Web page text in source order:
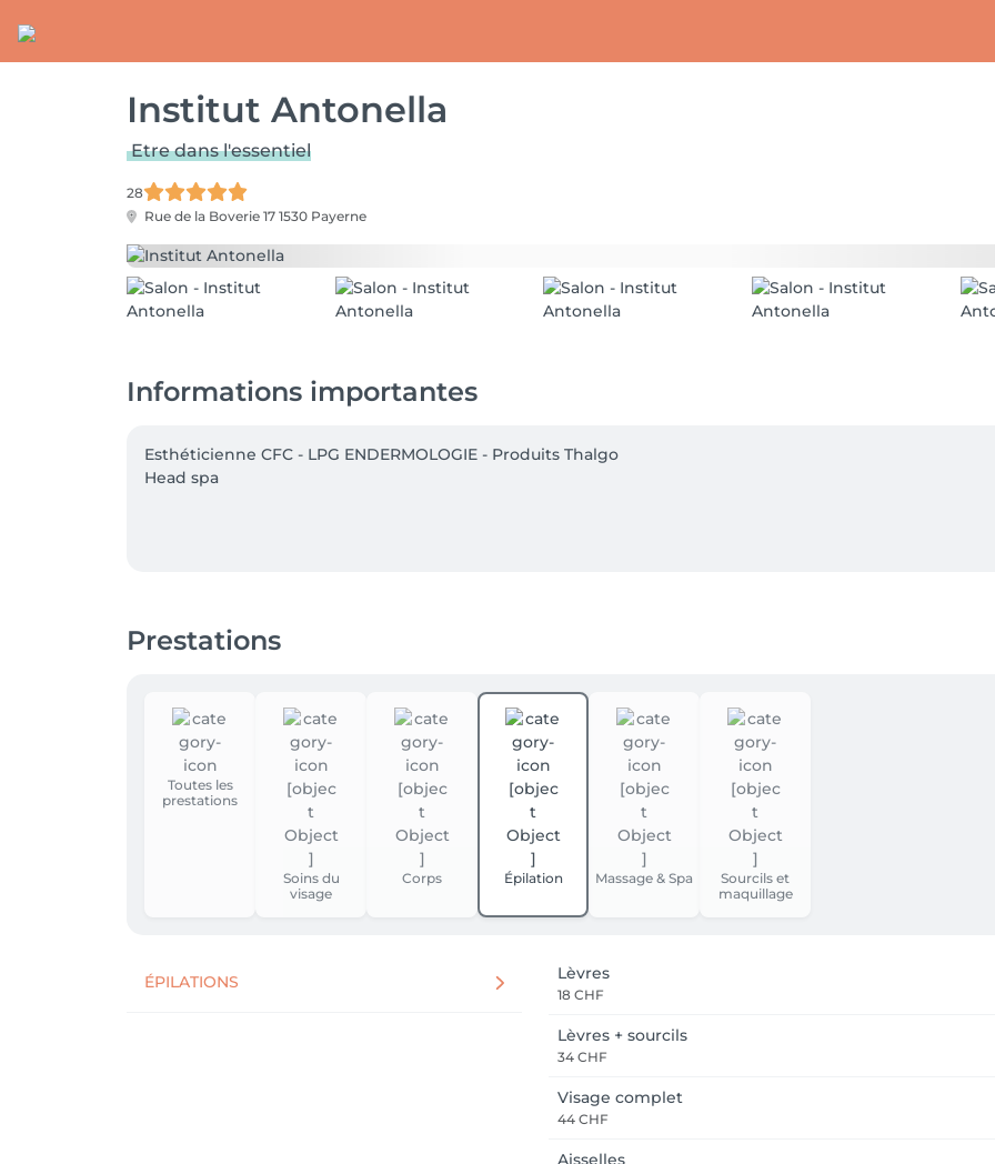
Institut Antonella
Etre dans l'essentiel
28
Rue de la Boverie 17 1530 Payerne
Informations importantes
Esthéticienne CFC - LPG ENDERMOLOGIE - Produits Thalgo
Head spa
Prestations
Toutes les
prestations
Soins du
visage
Corps Épilation Massage & Spa
Sourcils et
maquillage
ÉPILATIONS Lèvres
18 CHF
Lèvres + sourcils
34 CHF
Visage complet
44 CHF
Aisselles